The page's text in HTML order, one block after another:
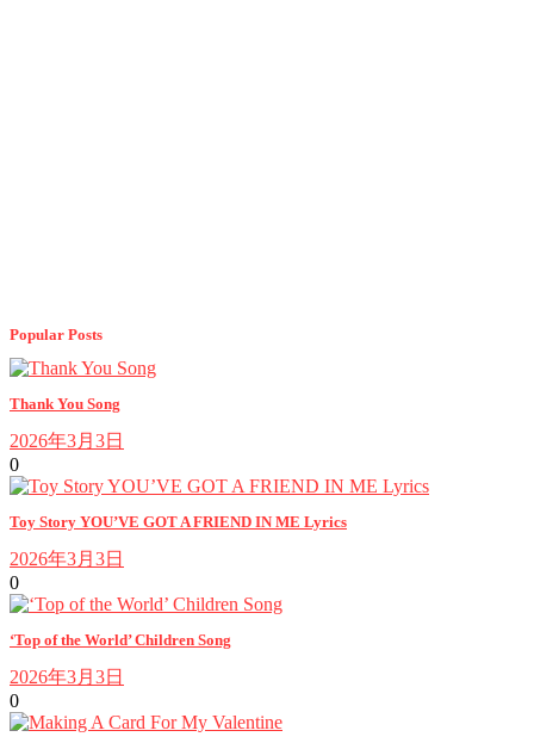
Popular Posts
Thank You Song
2026年3月3日
0
Toy Story YOU’VE GOT A FRIEND IN ME Lyrics
2026年3月3日
0
‘Top of the World’ Children Song
2026年3月3日
0